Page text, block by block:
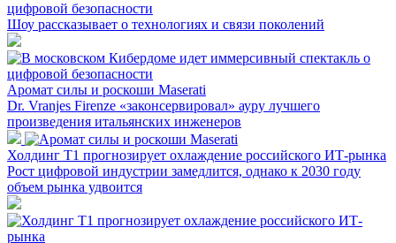
цифровой безопасности
Шоу рассказывает о технологиях и связи поколений
Аромат силы и роскоши Maserati
Dr. Vranjes Firenze «законсервировал» ауру лучшего
произведения итальянских инженеров
Холдинг Т1 прогнозирует охлаждение российского ИТ-рынка
Рост цифровой индустрии замедлится, однако к 2030 году
объем рынка удвоится